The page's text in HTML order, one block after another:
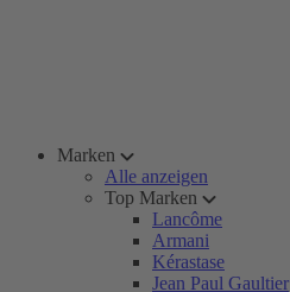
Marken
Alle anzeigen
Top Marken
Lancôme
Armani
Kérastase
Jean Paul Gaultier